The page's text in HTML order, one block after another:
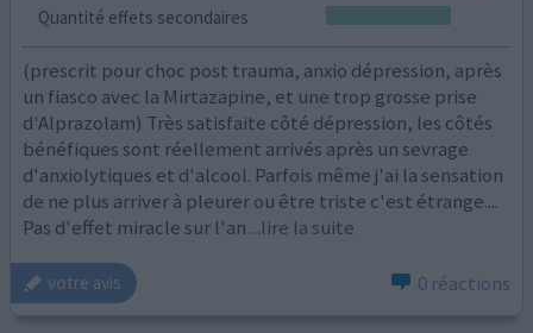
Quantité effets secondaires
(prescrit pour choc post trauma, anxio dépression, après
un fiasco avec la Mirtazapine, et une trop grosse prise
d'Alprazolam) Très satisfaite côté dépression, les côtés
bénéfiques sont réellement arrivés après un sevrage
d'anxiolytiques et d'alcool. Parfois même j'ai la sensation
de ne plus arriver à pleurer ou être triste c'est étrange....
Pas d'effet miracle sur l'an ...lire la suite
votre avis 0 réactions